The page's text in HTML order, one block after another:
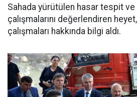
Sahada yürütülen hasar tespit
çalışmalarını değerlendiren
çalışmaları hakkında bilgi aldı.